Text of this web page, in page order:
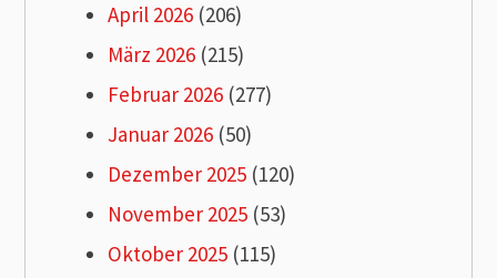
April 2026 (206)
März 2026 (215)
Februar 2026 (277)
Januar 2026 (50)
Dezember 2025 (120)
November 2025 (53)
Oktober 2025 (115)